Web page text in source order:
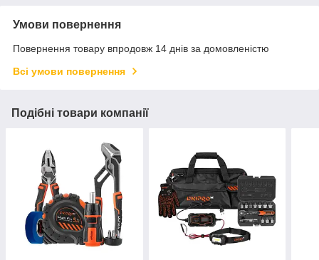
Умови повернення
Повернення товару впродовж 14 днів за домовленістю
Всі умови повернення
Подібні товари компанії